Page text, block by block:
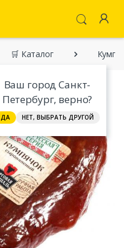
Ваш город Санкт-
Петербург, верно?
ДА НЕТ, ВЫБРАТЬ ДРУГОЙ
🛒 Каталог